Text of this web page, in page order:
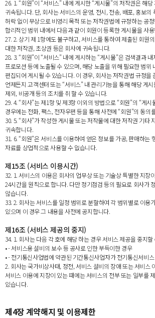
26. 1. “회원”이 “서비스” 내에 게시한 “게시물”의 저작권은 해
귀속됩니다. 단, 회사는 서비스의 운영, 전시, 전송, 배포, 홍보의
허락 없이 무상으로 비영리 목적 또는 저작권법에 규정하는 공
합리적인 범위 내에서 다음과 같이 회원이 등록한 게시물을 사
27. 2. 상기 제 1항에도 불구하고, 서비스를 통하여 제출된 회원
대한 저작권, 초상권 등은 회사에 귀속됩니다.
28. 3. “회원”이 “서비스” 내에 게시하는 “게시물”은 검색결과 내
프로모션 등에 노출될 수 있으며, 해당 노출을 위해 필요한 범위
편집되어 게시될 수 있습니다. 이 경우, 회사는 저작권법 규정을
언제든지 고객센터 또는 “서비스” 내 관리기능을 통해 해당 게
제외, 비공개 등의 조치를 취 할 수 있습니다.
29. 4. “회사”는 제1항 및 제3항 이외의 방법으로 “회원”의 “게
경우에는 전화, 팩스, 전자우편 등을 통해 사전에 “회원”의 동의
30. 5. “회사”가 작성한 게시물 또는 저작물에 대한 저작권 기타
귀속합니다.
31. 6. “회원”은 서비스를 이용하여 얻은 정보를 가공, 판매하는
자료를 상업적으로 사용할 수 없습니다.
제15조 (서비스 이용시간)
32. 1. 서비스의 이용은 회사의 업무상 또는 기술상 특별한 지장
24시간을 원칙으로 합니다. 다만 정기점검 등의 필요로 회사가
않습니다.
33. 2. 회사는 서비스를 일정 범위로 분할하여 각 범위별로 이용
있으며 이 경우 그 내용을 사전에 공지합니다.
제16조 (서비스 제공의 중지)
34. 1. 회사는 다음 각 호에 해당 하는 경우 서비스 제공을 중지할
• - 서비스용 설비의 보수 등 공사로 인한 부득이한 경우
• - 전기통신사업법에 약관된 기간통신사업자가 전기통신서비
2. 회사는 국가비상사태, 정전, 서비스 설비의 장애 또는 서비스
서비스 이용에 지장이 있는 때에는 서비스의 전부 또는 일부를
있습니다.
제4장 계약해지 및 이용제한